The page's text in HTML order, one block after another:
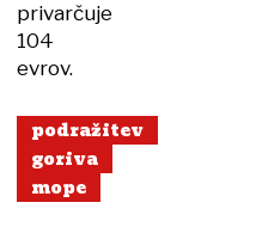
privarčuje
104
evrov.
podražitev
goriva
mope